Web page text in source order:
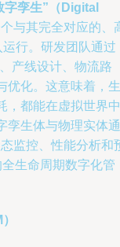
字孪生”（Digital
与其完全对应的、
行。研发团队通过
产线设计、物流路
优化。这意味着，生
，都能在虚拟世界中
孪生体与物理实体通
监控、性能分析和
生命周期数字化管